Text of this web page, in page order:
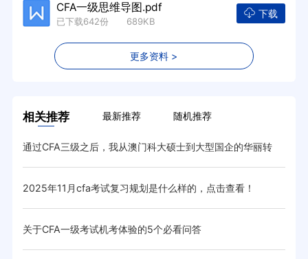
CFA一级思维导图.pdf
已下载642份 689KB
下载
更多资料 >
相关推荐 最新推荐 随机推荐
通过CFA三级之后，我从澳门科大硕士到大型国企的华丽转
变！
2025年11月cfa考试复习规划是什么样的，点击查看！
关于CFA一级考试机考体验的5个必看问答